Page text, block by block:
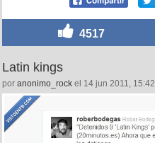
4517
Latin kings
por anonimo_rock el 14 jun 2011, 15:42